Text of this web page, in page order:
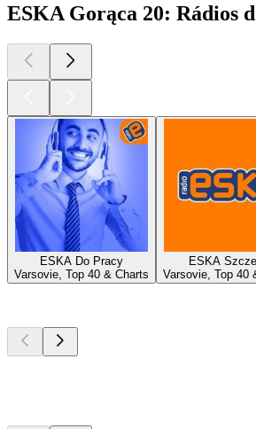
ESKA Gorąca 20: Rádios
ESKA Do Pracy
Varsovie, Top 40 & Charts
ESKA
Varsovie, Top 40